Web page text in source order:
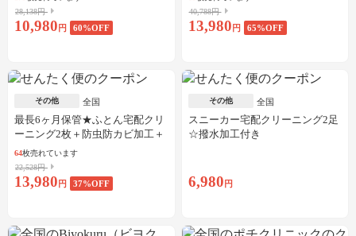
28,138円
10,980 円 60%OFF
40,788円
13,980 円 65%OFF
その他 全国
最長6ヶ月保管★ふとん宅配クリ
ーニング2枚＋防虫防カビ加工＋
しみ抜き
64枚売れています
22,528円
13,980 円 37%OFF
その他 全国
スニーカー宅配クリーニング2足
☆撥水加工付き
6,980 円